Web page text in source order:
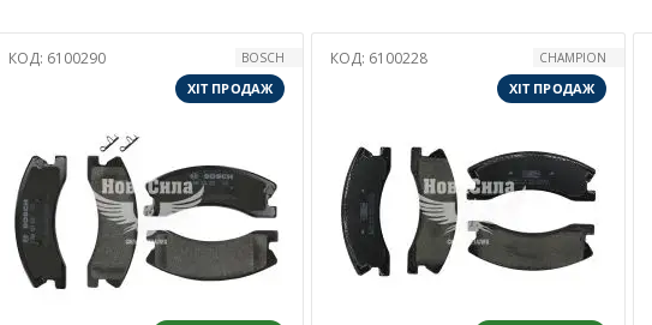
КОД: 6100228
CHAMPION
ХІТ ПРОДАЖ
КОД: 6100224
CHAMPION
ХІТ ПРОДАЖ